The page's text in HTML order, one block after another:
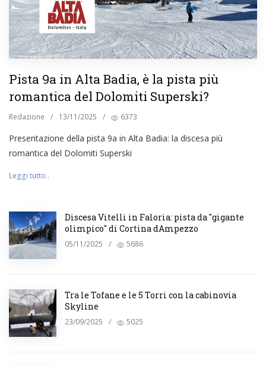
Pista 9a in Alta Badia, è la pista più
romantica del Dolomiti Superski?
Redazione / 13/11/2025 / 6373
Presentazione della pista 9a in Alta Badia: la discesa più
romantica del Dolomiti Superski
Leggi tutto..
Discesa Vitelli in Faloria: pista da "gigante
olimpico" di Cortina dAmpezzo
05/11/2025 / 5686
Tra le Tofane e le 5 Torri con la cabinovia
Skyline
23/09/2025 / 5025